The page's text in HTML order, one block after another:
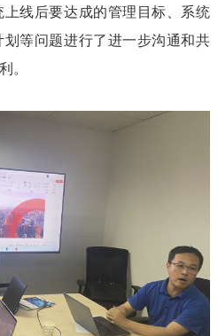
线后要达成的管理目标、系统
等问题进行了进一步沟通和共
。